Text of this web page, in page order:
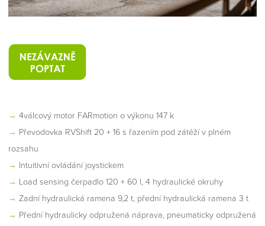
→ 4válcový motor FARmotion o výkonu 147 k
→ Převodovka RVShift 20 + 16 s řazením pod zátěží v plném
rozsahu
→ Intuitivní ovládání joystickem
→ Load sensing čerpadlo 120 + 60 l, 4 hydraulické okruhy
→ Zadní hydraulická ramena 9,2 t, přední hydraulická ramena 3 t
→ Přední hydraulicky odpružená náprava, pneumaticky odpružená